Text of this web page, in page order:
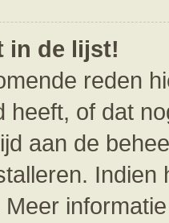
in de lijst!
reden
heeft, of dat
aan de